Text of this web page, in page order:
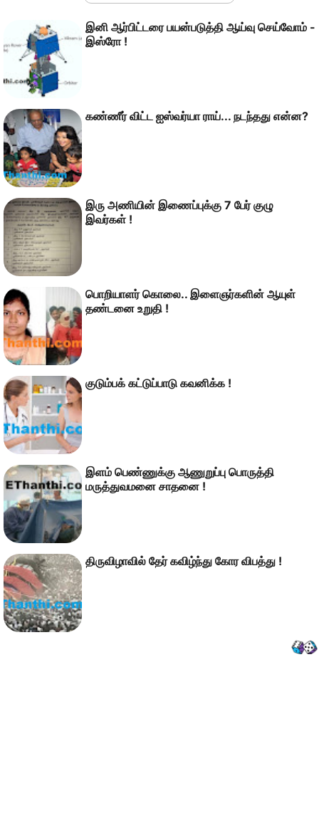
இனி ஆர்பிட்டரை பயன்படுத்தி ஆய்வு செய்வோம் -
இஸ்ரோ !
கண்ணீர் விட்ட ஐஸ்வர்யா ராய்... நடந்தது என்ன?
இரு அணியின் இணைப்புக்கு 7 பேர் குழு
இவர்கள் !
பொறியாளர் கொலை.. இளைஞர்களின் ஆயுள்
தண்டனை உறுதி !
குடு‌ம்ப‌க் க‌ட்டு‌ப்பாடு கவ‌னி‌க்க !
இளம் பெண்ணுக்கு ஆணுறுப்பு பொருத்தி
மருத்துவமனை சாதனை !
திருவிழாவில் தேர் கவிழ்ந்து கோர விபத்து !